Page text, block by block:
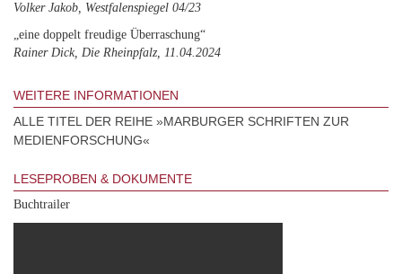
Volker Jakob, Westfalenspiegel 04/23
„eine doppelt freudige Überraschung“
Rainer Dick, Die Rheinpfalz, 11.04.2024
WEITERE INFORMATIONEN
ALLE TITEL DER REIHE »MARBURGER SCHRIFTEN ZUR
MEDIENFORSCHUNG«
LESEPROBEN & DOKUMENTE
Buchtrailer